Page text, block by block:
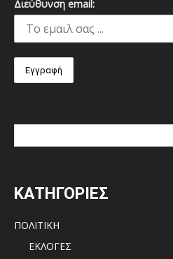
Διεύθυνση email:
ΚΑΤΗΓΟΡΙΕΣ
ΠΟΛΙΤΙΚΗ
ΕΚΛΟΓΕΣ